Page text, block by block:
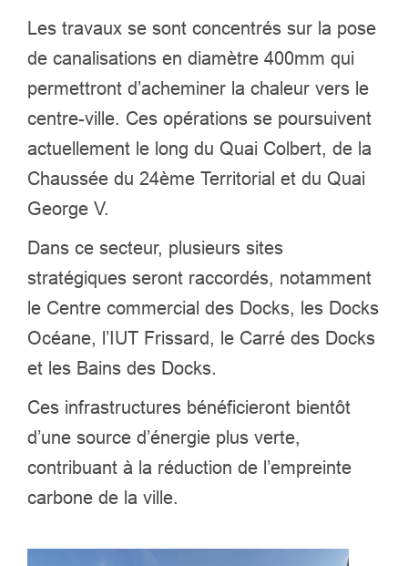
Les travaux se sont concentrés sur la pose
de canalisations en diamètre 400mm qui
permettront d’acheminer la chaleur vers le
centre-ville. Ces opérations se poursuivent
actuellement le long du Quai Colbert, de la
Chaussée du 24ème Territorial et du Quai
George V.
Dans ce secteur, plusieurs sites
stratégiques seront raccordés, notamment
le Centre commercial des Docks, les Docks
Océane, l’IUT Frissard, le Carré des Docks
et les Bains des Docks.
Ces infrastructures bénéficieront bientôt
d’une source d’énergie plus verte,
contribuant à la réduction de l’empreinte
carbone de la ville.